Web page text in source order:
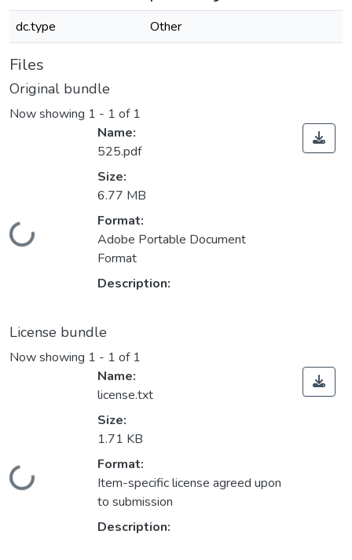
dc.type
Other
Files
Original bundle
Now showing 1 - 1 of 1
Loading...
Name:
525.pdf
Size:
6.77 MB
Format:
Adobe Portable Document
Format
Description:
License bundle
Now showing 1 - 1 of 1
Loading...
Name:
license.txt
Size:
1.71 KB
Format:
Item-specific license agreed upon
to submission
Description: